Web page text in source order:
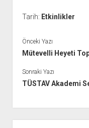
Tarih: Etkinlikler
Önceki Yazı
Mütevelli Heyeti
Sonraki Yazı
TÜSTAV Akademi